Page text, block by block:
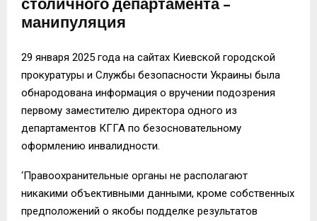
манипуляция
29 января 2025 года на сайтах Киевской городской
прокуратуры и Службы безопасности Украины была
обнародована информация о вручении подозрения
первому заместителю директора одного из
департаментов КГГА по безосновательному
оформлению инвалидности.
‘Правоохранительные органы не располагают
никакими объективными данными, кроме собственных
предположений о якобы подделке результатов